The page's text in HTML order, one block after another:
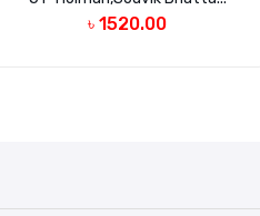
৳ 1520.00